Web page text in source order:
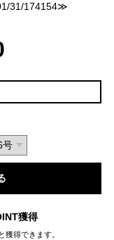
31/174154≫
獲得
獲得できます。